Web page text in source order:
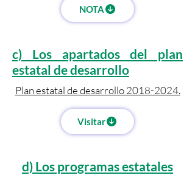
NOTA
c) Los apartados del plan
estatal de desarrollo
Plan estatal de desarrollo 2018-2024.
Visitar
d) Los programas estatales